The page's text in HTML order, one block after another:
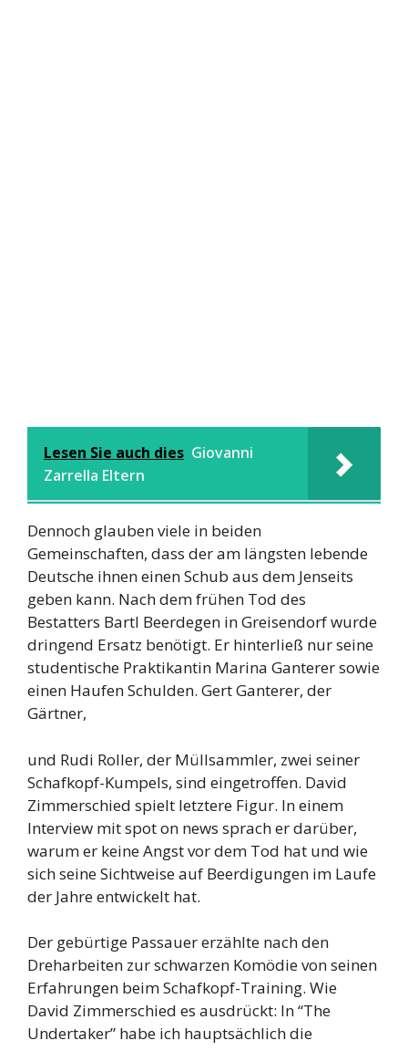
Lesen Sie auch dies Giovanni
Zarrella Eltern
Dennoch glauben viele in beiden
Gemeinschaften, dass der am längsten lebende
Deutsche ihnen einen Schub aus dem Jenseits
geben kann. Nach dem frühen Tod des
Bestatters Bartl Beerdegen in Greisendorf wurde
dringend Ersatz benötigt. Er hinterließ nur seine
studentische Praktikantin Marina Ganterer sowie
einen Haufen Schulden. Gert Ganterer, der
Gärtner,
und Rudi Roller, der Müllsammler, zwei seiner
Schafkopf-Kumpels, sind eingetroffen. David
Zimmerschied spielt letztere Figur. In einem
Interview mit spot on news sprach er darüber,
warum er keine Angst vor dem Tod hat und wie
sich seine Sichtweise auf Beerdigungen im Laufe
der Jahre entwickelt hat.
Der gebürtige Passauer erzählte nach den
Dreharbeiten zur schwarzen Komödie von seinen
Erfahrungen beim Schafkopf-Training. Wie
David Zimmerschied es ausdrückt: In “The
Undertaker” habe ich hauptsächlich die